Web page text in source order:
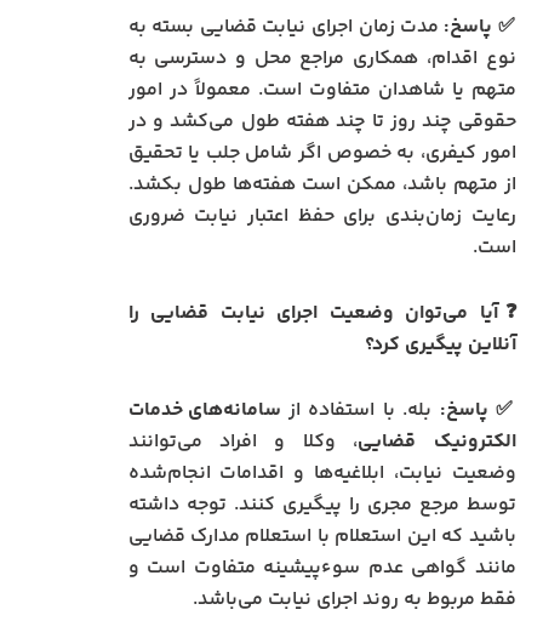
✅ پاسخ: مدت زمان اجرای نیابت قضایی بسته به
نوع اقدام، همکاری مراجع محل و دسترسی به
متهم یا شاهدان متفاوت است. معمولاً در امور
حقوقی چند روز تا چند هفته طول می‌کشد و در
امور کیفری، به خصوص اگر شامل جلب یا تحقیق
از متهم باشد، ممکن است هفته‌ها طول بکشد.
رعایت زمان‌بندی برای حفظ اعتبار نیابت ضروری
است.
❓آیا می‌توان وضعیت اجرای نیابت قضایی را
آنلاین پیگیری کرد؟
✅ پاسخ: بله. با استفاده از سامانه‌های خدمات
الکترونیک قضایی، وکلا و افراد می‌توانند
وضعیت نیابت، ابلاغیه‌ها و اقدامات انجام‌شده
توسط مرجع مجری را پیگیری کنند. توجه داشته
باشید که این استعلام با استعلام مدارک قضایی
مانند گواهی عدم سوءپیشینه متفاوت است و
فقط مربوط به روند اجرای نیابت می‌باشد.